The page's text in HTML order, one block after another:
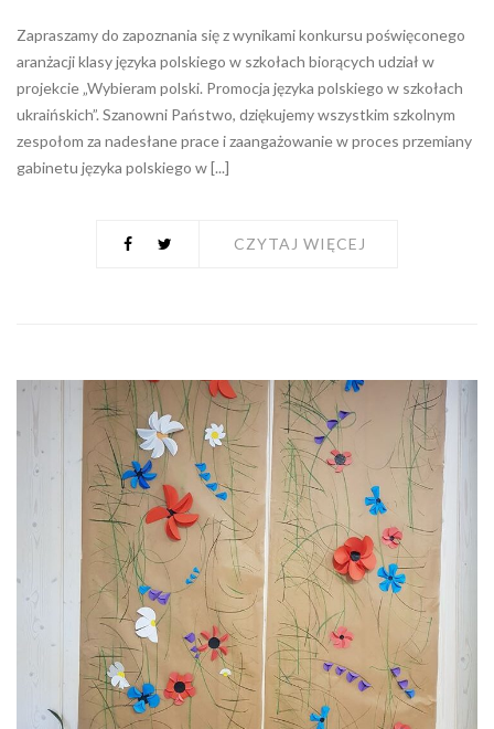
Zapraszamy do zapoznania się z wynikami konkursu poświęconego
aranżacji klasy języka polskiego w szkołach biorących udział w
projekcie „Wybieram polski. Promocja języka polskiego w szkołach
ukraińskich”. Szanowni Państwo, dziękujemy wszystkim szkolnym
zespołom za nadesłane prace i zaangażowanie w proces przemiany
gabinetu języka polskiego w [...]
CZYTAJ WIĘCEJ